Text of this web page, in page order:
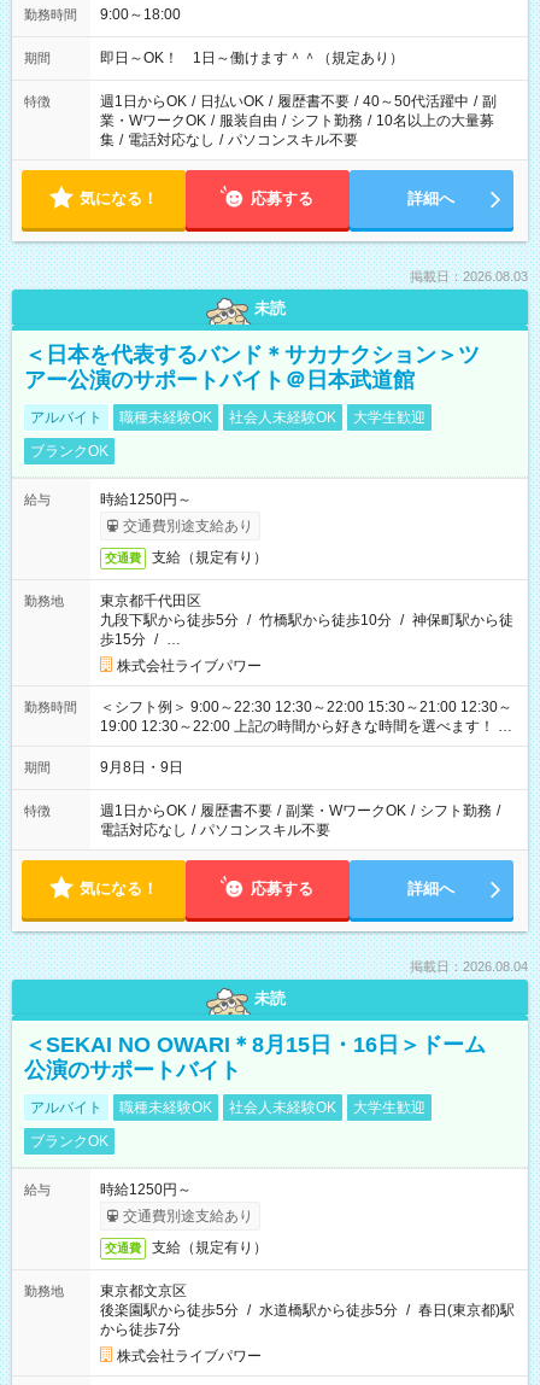
勤務時間 9:00～18:00
期間 即日～OK！ 1日～働けます＾＾（規定あり）
特徴 週1日からOK / 日払いOK / 履歴書不要 / 40～50代活躍中 / 副
業・WワークOK / 服装自由 / シフト勤務 / 10名以上の大量募
集 / 電話対応なし / パソコンスキル不要
気になる！ 応募する 詳細へ
掲載日：2026.08.03
未読
＜日本を代表するバンド＊サカナクション＞ツ
アー公演のサポートバイト＠日本武道館
アルバイト 職種未経験OK 社会人未経験OK
大学生歓迎
ブランクOK
給与
時給1250円～
交通費別途支給あり
交通費 支給（規定有り）
勤務地
東京都千代田区
九段下駅から徒歩5分 / 竹橋駅から徒歩10分 / 神保町駅から徒
歩15分 / …
株式会社ライブパワー
勤務時間
＜シフト例＞ 9:00～22:30 12:30～22:00 15:30～21:00 12:30～
19:00 12:30～22:00 上記の時間から好きな時間を選べます！ ※
時間は変更となる可能性があります
期間 9月8日・9日
特徴 週1日からOK / 履歴書不要 / 副業・WワークOK / シフト勤務 /
電話対応なし / パソコンスキル不要
気になる！ 応募する 詳細へ
掲載日：2026.08.04
未読
＜SEKAI NO OWARI＊8月15日・16日＞ドーム
公演のサポートバイト
アルバイト 職種未経験OK 社会人未経験OK
大学生歓迎
ブランクOK
給与
時給1250円～
交通費別途支給あり
交通費 支給（規定有り）
勤務地
東京都文京区
後楽園駅から徒歩5分 / 水道橋駅から徒歩5分 / 春日(東京都)駅
から徒歩7分
株式会社ライブパワー